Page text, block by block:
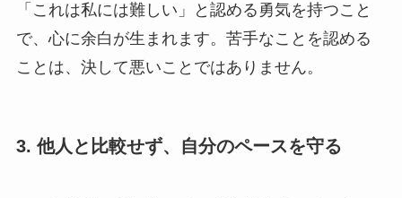
「これは私には難しい」と認める勇気を持つこと
で、心に余白が生まれます。苦手なことを認める
ことは、決して悪いことではありません。
3. 他人と比較せず、自分のペースを守る